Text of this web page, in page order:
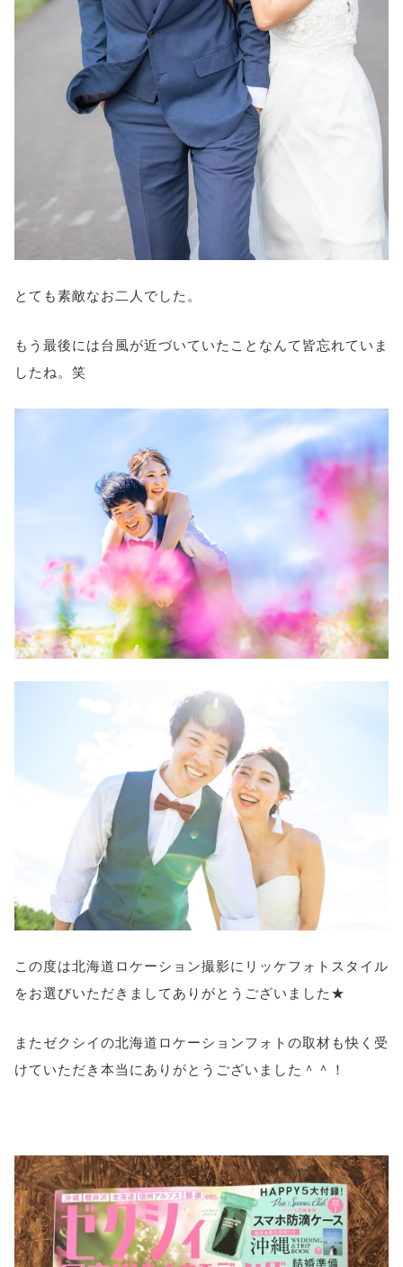
とても素敵なお二人でした。
もう最後には台風が近づいていたことなんて皆忘れていま
したね。笑
この度は北海道ロケーション撮影にリッケフォトスタイル
をお選びいただきましてありがとうございました★
またゼクシイの北海道ロケーションフォトの取材も快く受
けていただき本当にありがとうございました＾＾！